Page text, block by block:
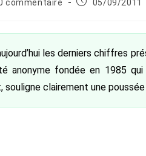
:
commentaire 05/09/2011
les derniers chiffres
anonyme fondée en 1985
clairement une poussée